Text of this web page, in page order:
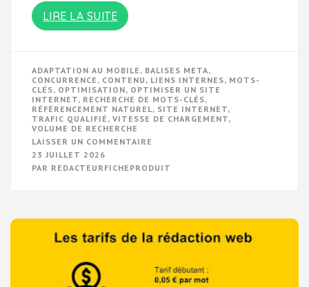
LIRE LA SUITE
ADAPTATION AU MOBILE , BALISES META,
CONCURRENCE , CONTENU , LIENS INTERNES, MOTS-
CLÉS, OPTIMISATION, OPTIMISER UN SITE
INTERNET, RECHERCHE DE MOTS-CLÉS,
RÉFÉRENCEMENT NATUREL, SITE INTERNET,
TRAFIC QUALIFIÉ , VITESSE DE CHARGEMENT,
VOLUME DE RECHERCHE
LAISSER UN COMMENTAIRE
POUR
ET
SA
LIGNE
23 JUILLET 2026
PAR REDACTEURFICHEPRODUIT